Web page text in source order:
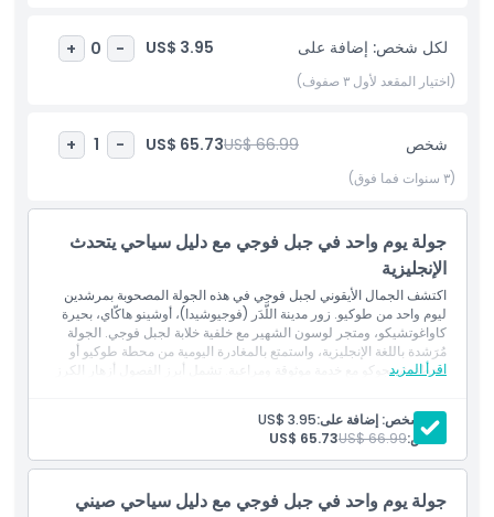
سياسة الأطفال والبالغين
ما يجب معرفته
الموقع
سياسة الإلغاء
لكل شخص: إضافة على US$ 3.95
-
0
+
(اختيار المقعد لأول ٣ صفوف)
شخص US$ 66.99
US$ 65.73
-
1
+
(٣ سنوات فما فوق)
جولة يوم واحد في جبل فوجي مع دليل سياحي يتحدث
الإنجليزية
اكتشف الجمال الأيقوني لجبل فوجي في هذه الجولة المصحوبة بمرشدين
ليوم واحد من طوكيو. زور مدينة اللَّدَر (فوجيوشيدا)، أوشينو هاكّاي، بحيرة
كاواغوتشيكو، ومتجر لوسون الشهير مع خلفية خلابة لجبل فوجي. الجولة
مُرَشدة باللغة الإنجليزية، واستمتع بالمغادرة اليومية من محطة طوكيو أو
محطة شينجوكو مع خدمة موثوقة ومراعية. تشمل أبرز الفصول أزهار الكرز
الطقس.
اقرأ المزيد
الشموليات
الدخول إلى المعالم السياحية
مرشد يتحدث الإنجليزية
لكل شخص: إضافة على:US$ 3.95
شخص:US$ 66.99
US$ 65.73
جولة يوم واحد في جبل فوجي مع دليل سياحي صيني